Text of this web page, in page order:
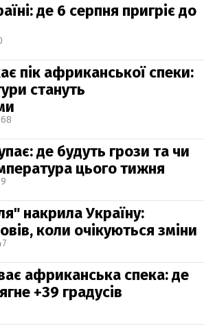
де 6 серпня пригріє до
пік африканської спеки:
стануть
де будуть грози та чи
цього тижня
накрила Україну:
коли очікуються зміни
африканська спека: де
+39 градусів